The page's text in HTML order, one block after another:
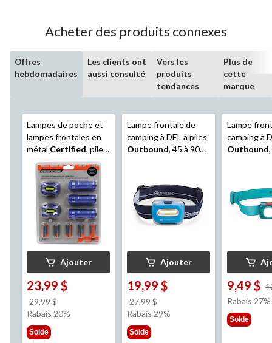
Acheter des produits connexes
Offres
hebdomadaires
Les clients ont
aussi consulté
Vers les
produits
tendances
Plus de
cette
marque
Lampes de poche et
lampes frontales en
métal Certified, piles
comprises, paq. 5
Ajouter
23,99 $
29,99 $
était
Rabais 20%
Solde
Lampe frontale de
camping à DEL à piles
Outbound, 45 à 90
Ajouter
19,99 $
27,99 $
était
Rabais 29%
Solde
Lampe
camping à
Outbound
9,49 $
Rabais 27%
Solde